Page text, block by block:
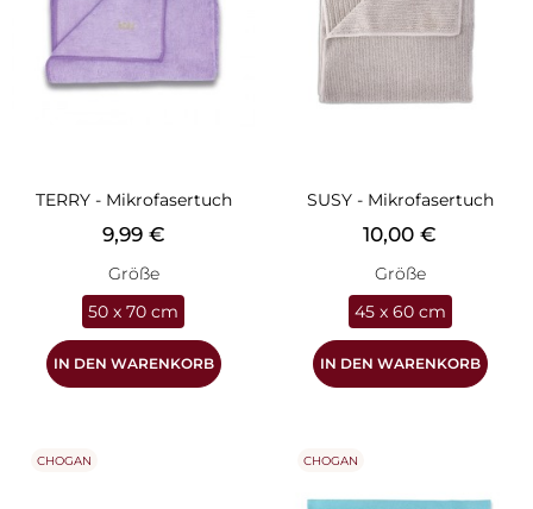
TERRY - Mikrofasertuch
Preis
9,99 €
Größe
50 x 70 cm
IN DEN WARENKORB
SUSY - Mikrofasertuch
Preis
10,00 €
Größe
45 x 60 cm
IN DEN WARENKORB
CHOGAN CHOGAN